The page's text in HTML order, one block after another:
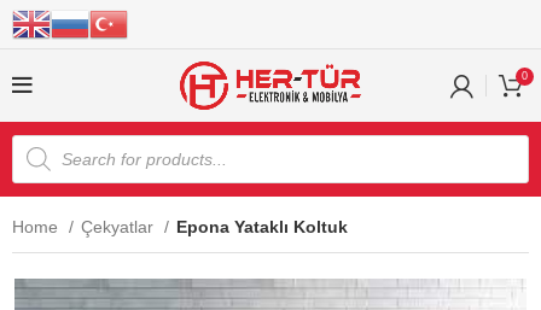
0
Home Çekyatlar Epona Yataklı Koltuk